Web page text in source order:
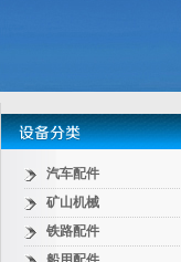
汽车配件
矿山机械
铁路配件